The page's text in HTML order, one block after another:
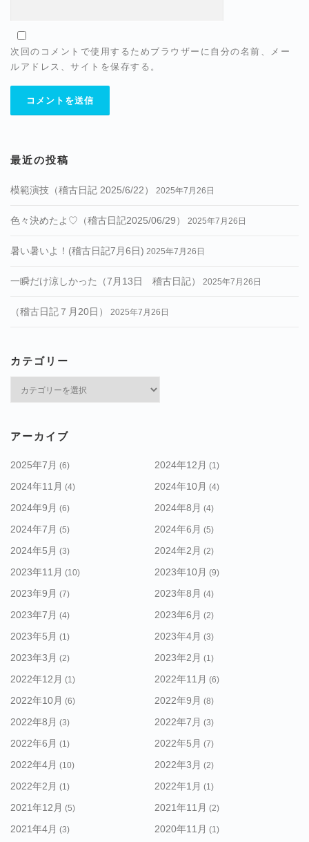
次回のコメントで使用するためブラウザーに自分の名前、メー
ルアドレス、サイトを保存する。
最近の投稿
模範演技（稽古日記 2025/6/22） 2025年7月26日
色々決めたよ♡（稽古日記2025/06/29） 2025年7月26日
暑い暑いよ！(稽古日記7月6日) 2025年7月26日
一瞬だけ涼しかった（7月13日 稽古日記） 2025年7月26日
（稽古日記７月20日） 2025年7月26日
カテゴリー
ー
アーカイブ
2025年7月 (6) 2024年12月 (1)
2024年11月 (4) 2024年10月 (4)
2024年9月 (6) 2024年8月 (4)
2024年7月 (5) 2024年6月 (5)
2024年5月 (3) 2024年2月 (2)
2023年11月 (10) 2023年10月 (9)
2023年9月 (7) 2023年8月 (4)
2023年7月 (4) 2023年6月 (2)
2023年5月 (1) 2023年4月 (3)
2023年3月 (2) 2023年2月 (1)
2022年12月 (1) 2022年11月 (6)
2022年10月 (6) 2022年9月 (8)
2022年8月 (3) 2022年7月 (3)
2022年6月 (1) 2022年5月 (7)
2022年4月 (10) 2022年3月 (2)
2022年2月 (1) 2022年1月 (1)
2021年12月 (5) 2021年11月 (2)
2021年4月 (3) 2020年11月 (1)